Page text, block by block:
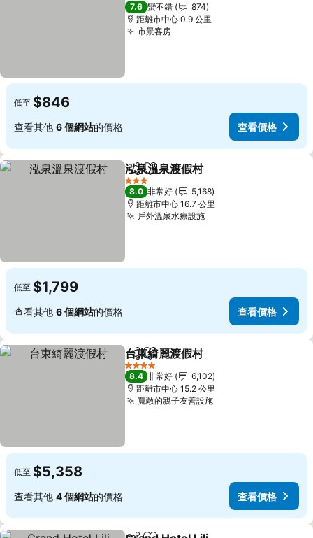
7.6 蠻不錯
874
距離市中心 0.9 公里
市景客房
低至 $846
查看其他 6 個網站的價格 查看價格
分享 加入我的最愛
泓泉溫泉渡假村
3 星級
8.0 非常好
5,168
距離市中心 16.7 公里
戶外溫泉水療設施
低至 $1,799
查看其他 6 個網站的價格 查看價格
分享 加入我的最愛
台東綺麗渡假村
4 星級
8.4 非常好
6,102
距離市中心 15.2 公里
寬敞的親子友善設施
低至 $5,358
查看其他 4 個網站的價格 查看價格